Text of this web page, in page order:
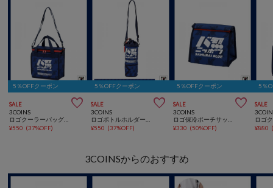
5％OFFクーポン
SALE 
3COINS
¥550 (37%OFF)
5％OFFクーポン
SALE 
3COINS
¥550 (37%OFF)
5％OFFクーポン
SALE 
3COINS
¥330 (50%OFF)
5％
SALE
¥880
3COINSからのおすすめ